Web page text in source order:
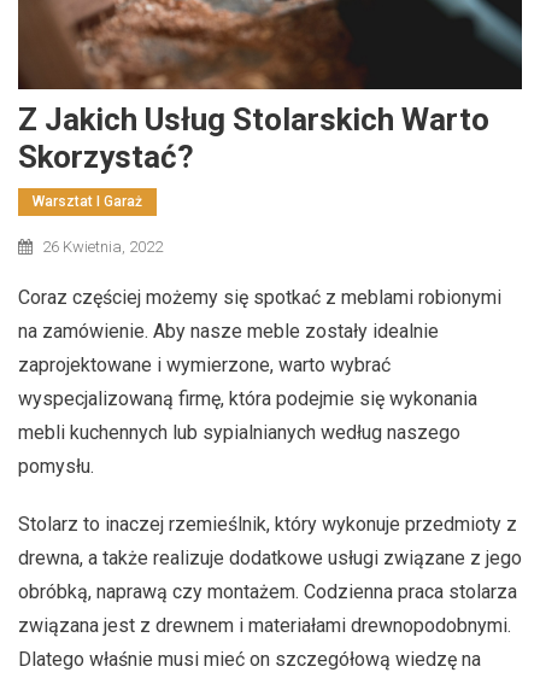
Z Jakich Usług Stolarskich Warto
Skorzystać?
Warsztat I Garaż
26 Kwietnia, 2022
Coraz częściej możemy się spotkać z meblami robionymi
na zamówienie. Aby nasze meble zostały idealnie
zaprojektowane i wymierzone, warto wybrać
wyspecjalizowaną firmę, która podejmie się wykonania
mebli kuchennych lub sypialnianych według naszego
pomysłu.
Stolarz to inaczej rzemieślnik, który wykonuje przedmioty z
drewna, a także realizuje dodatkowe usługi związane z jego
obróbką, naprawą czy montażem. Codzienna praca stolarza
związana jest z drewnem i materiałami drewnopodobnymi.
Dlatego właśnie musi mieć on szczegółową wiedzę na